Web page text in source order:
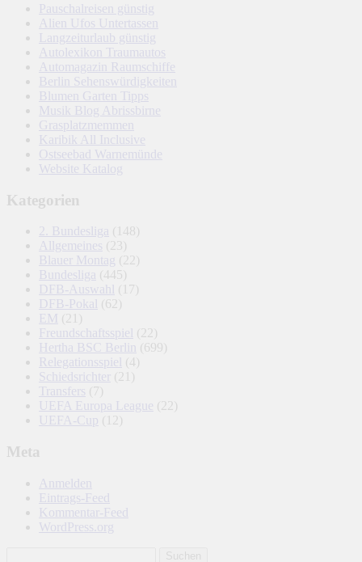
Pauschalreisen günstig
Alien Ufos Untertassen
Langzeiturlaub günstig
Autolexikon Traumautos
Automagazin Raumschiffe
Berlin Sehenswürdigkeiten
Blumen Garten Tipps
Musik Blog Abrissbirne
Grasplatzmemmen
Karibik All Inclusive
Ostseebad Warnemünde
Website Katalog
Kategorien
2. Bundesliga (148)
Allgemeines (23)
Blauer Montag (22)
Bundesliga (445)
DFB-Auswahl
(17)
DFB-Pokal (62)
EM (21)
Freundschaftsspiel (22)
Hertha BSC Berlin
(699)
Relegationsspiel (4)
Schiedsrichter
(21)
Transfers (7)
UEFA Europa League (22)
UEFA-Cup (12)
Meta
Anmelden
Eintrags-Feed
Kommentar-Feed
WordPress.org